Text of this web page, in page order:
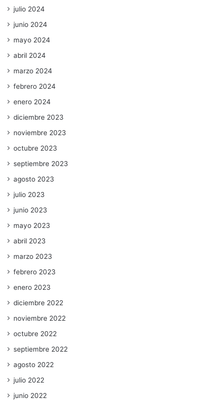
julio 2024
junio 2024
mayo 2024
abril 2024
marzo 2024
febrero 2024
enero 2024
diciembre 2023
noviembre 2023
octubre 2023
septiembre 2023
agosto 2023
julio 2023
junio 2023
mayo 2023
abril 2023
marzo 2023
febrero 2023
enero 2023
diciembre 2022
noviembre 2022
octubre 2022
septiembre 2022
agosto 2022
julio 2022
junio 2022